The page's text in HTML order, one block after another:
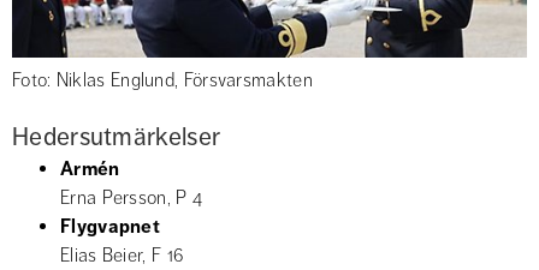
Foto: Niklas Englund, Försvarsmakten
Hedersutmärkelser
Armén
Erna Persson, P 4
Flygvapnet
Elias Beier, F 16